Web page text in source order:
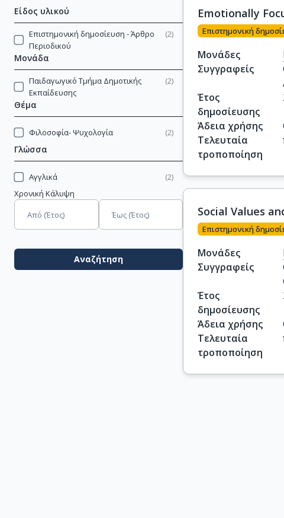
Είδος υλικού
Επιστημονική δημοσίευση - Άρθρο
Περιοδικού
(2)
Μονάδα
Παιδαγωγικό Τμήμα Δημοτικής
Εκπαίδευσης
(2)
Θέμα
Φιλοσοφία- Ψυχολογία (2)
Γλώσσα
Αγγλικά (2)
Χρονική Κάλυψη
Αναζήτηση
Emotionally
Επιστημονική
Μονάδες
Συγγραφείς
Έτος
δημοσίευσης
Άδεια χρήσης
Τελευταία
τροποποίηση
Social Values
Επιστημονική
Μονάδες
Συγγραφείς
Έτος
δημοσίευσης
Άδεια χρήσης
Τελευταία
τροποποίηση